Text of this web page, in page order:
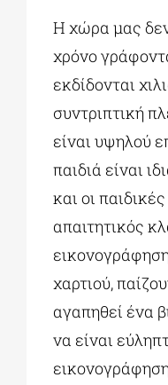
Η χώρα μας
χρόνο
εκδίδονται
συντριπτική
είναι υψηλού
παιδιά είναι
και οι
απαιτητικός
χαρτιού,
αγαπηθεί ένα
να είναι